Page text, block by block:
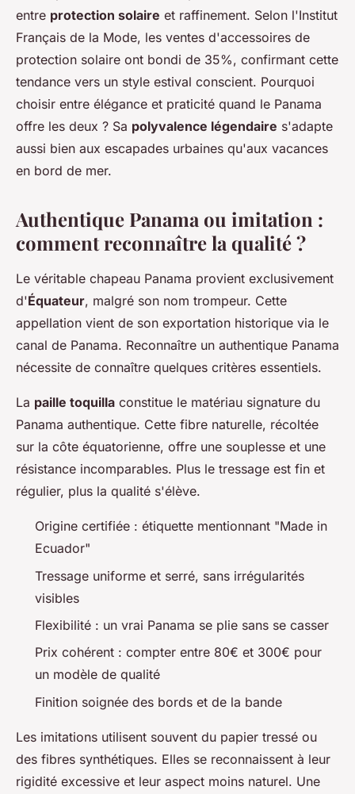
l'accessoire incontournable
cet été
Soline•18 novembre 2025•7 min de lecture
entre protection solaire et raffinement. Selon l'Institut
Français de la Mode, les ventes d'accessoires de
protection solaire ont bondi de 35%, confirmant cette
tendance vers un style estival conscient. Pourquoi
choisir entre élégance et praticité quand le Panama
offre les deux ? Sa polyvalence légendaire s'adapte
aussi bien aux escapades urbaines qu'aux vacances
en bord de mer.
Authentique Panama ou imitation :
comment reconnaître la qualité ?
Le véritable chapeau Panama provient exclusivement
d'Équateur, malgré son nom trompeur. Cette
appellation vient de son exportation historique via le
canal de Panama. Reconnaître un authentique Panama
nécessite de connaître quelques critères essentiels.
La paille toquilla constitue le matériau signature du
Panama authentique. Cette fibre naturelle, récoltée
sur la côte équatorienne, offre une souplesse et une
résistance incomparables. Plus le tressage est fin et
régulier, plus la qualité s'élève.
Origine certifiée : étiquette mentionnant "Made in
Ecuador"
Tressage uniforme et serré, sans irrégularités
visibles
Flexibilité : un vrai Panama se plie sans se casser
Prix cohérent : compter entre 80€ et 300€ pour
un modèle de qualité
Finition soignée des bords et de la bande
Les imitations utilisent souvent du papier tressé ou
des fibres synthétiques. Elles se reconnaissent à leur
rigidité excessive et leur aspect moins naturel. Une